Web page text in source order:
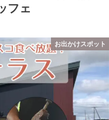
フェ
お出かけスポット